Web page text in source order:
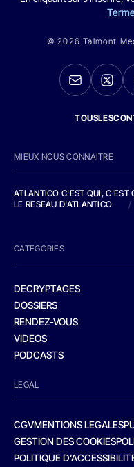
© 2026 Talmont
MIEUX NOUS CONNAITRE
ATLANTICO C'EST QUI, C'EST
LE RESEAU D'ATLANTICO
/
CATEGORIES
DECRYPTAGES
DOSSIERS
RENDEZ-VOUS
VIDEOS
PODCASTS
LEGAL
CGVMENTIONS LEGALES
GESTION DES COOKIES
POLITIQUE